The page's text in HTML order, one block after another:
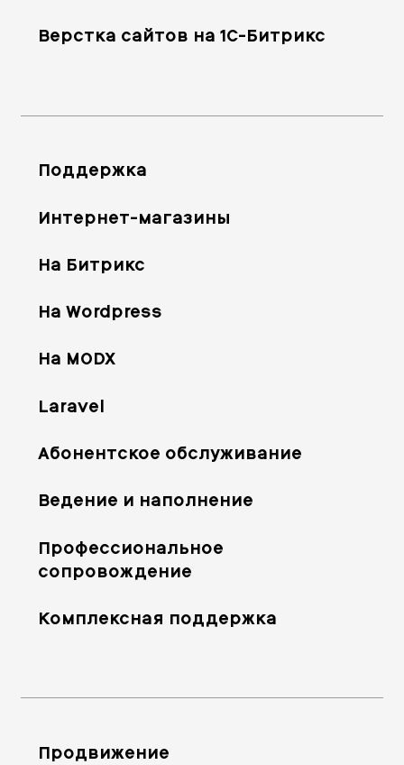
Верстка сайтов на 1С-Битрикс
Поддержка
Интернет-магазины
На Битрикс
На Wordpress
На MODX
Laravel
Абонентское обслуживание
Ведение и наполнение
Профессиональное
сопровождение
Комплексная поддержка
Продвижение